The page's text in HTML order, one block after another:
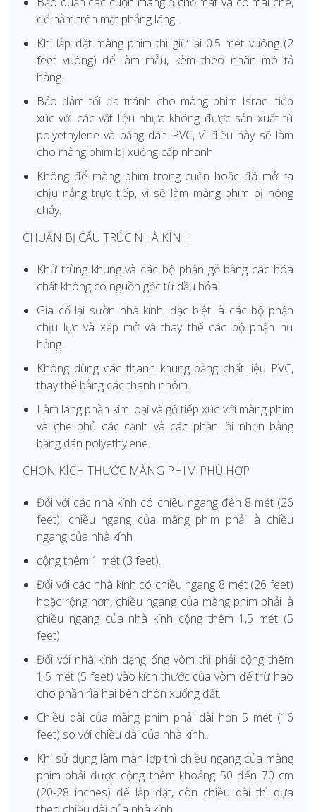
để nằm trên mặt phẳng láng.
Khi lắp đặt màng phim thì giữ lại 0.5 mét vuông (2
feet vuông) để làm mẫu, kèm theo nhãn mô tả
hàng.
Bảo đảm tối đa tránh cho màng phim Israel tiếp
xúc với các vật liệu nhựa không được sản xuất từ
polyethylene và băng dán PVC, vì điều này sẽ làm
cho màng phim bị xuống cấp nhanh.
Không để màng phim trong cuộn hoặc đã mở ra
chịu nắng trực tiếp, vì sẽ làm màng phim bị nóng
chảy.
CHUẨN BỊ CẤU TRÚC NHÀ KÍNH
Khử trùng khung và các bộ phận gỗ bằng các hóa
chất không có nguồn gốc từ dầu hỏa.
Gia cố lại sườn nhà kính, đặc biệt là các bộ phận
chịu lực và xếp mở và thay thế các bộ phận hư
hỏng.
Không dùng các thanh khung bằng chất liệu PVC,
thay thế bằng các thanh nhôm.
Làm láng phần kim loại và gỗ tiếp xúc với màng phim
và che phủ các cạnh và các phần lồi nhọn bằng
băng dán polyethylene.
CHỌN KÍCH THƯỚC MÀNG PHIM PHÙ HỢP
Đối với các nhà kính có chiều ngang đến 8 mét (26
feet), chiều ngang của màng phim phải là chiều
ngang của nhà kính
cộng thêm 1 mét (3 feet).
Đối với các nhà kính có chiều ngang 8 mét (26 feet)
hoặc rộng hơn, chiều ngang của màng phim phải là
chiều ngang của nhà kính cộng thêm 1,5 mét (5
feet).
Đối với nhà kính dạng ống vòm thì phải cộng thêm
1,5 mét (5 feet) vào kích thước của vòm để trừ hao
cho phần rìa hai bên chôn xuống đất.
Chiều dài của màng phim phải dài hơn 5 mét (16
feet) so với chiều dài của nhà kính..
Khi sử dụng làm màn lợp thì chiều ngang của màng
phim phải được cộng thêm khoảng 50 đến 70 cm
(20-28 inches) để lắp đặt, còn chiều dài thì dựa